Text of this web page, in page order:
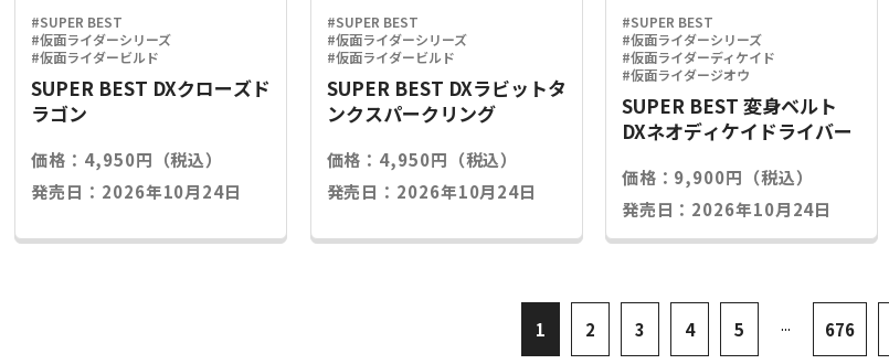
#SUPER BEST
#仮面ライダーシリーズ
#仮面ライダービルド
SUPER BEST DXクローズド
ラゴン
価格：4,950円（税込）
発売日：2026年10月24日
#SUPER BEST
#仮面ライダーシリーズ
#仮面ライダービルド
SUPER BEST DXラビットタ
ンクスパークリング
価格：4,950円（税込）
発売日：2026年10月24日
#SUPER BEST
#仮面ライダーシリーズ
#仮面ライダーディケイド
#仮面ライダージオウ
SUPER BEST 変身ベルト
DXネオディケイドライバー
価格：9,900円（税込）
発売日：2026年10月24日
1 2 3 4 5 ... 676